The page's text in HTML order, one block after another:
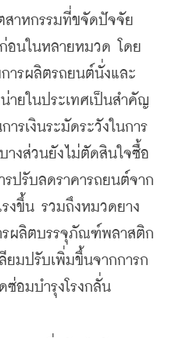
หกรรมที่ขจัดปัจจัย
อนในหลายหมวด โดย
ารผลิตรถยนต์นั่งและ
ายในประเทศเป็นสำคัญ
รเงินระมัดระวังในการ
างส่วนยังไม่ตัดสินใจซื้อ
รปรับลดราคารถยนต์จาก
งขึ้น รวมถึงหมวดยาง
รผลิตบรรจุภัณฑ์พลาสติก
ยมปรับเพิ่มขึ้นจากการก
อมบำรุงโรงกลั่น